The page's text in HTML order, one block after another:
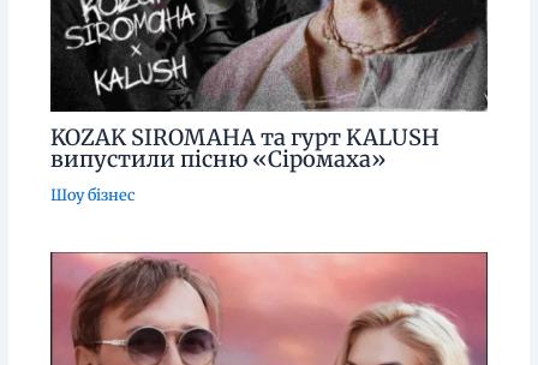
KOZAK SIROMAHA та гурт KALUSH
випустили пісню «Сіромаха»
Шоу бізнес